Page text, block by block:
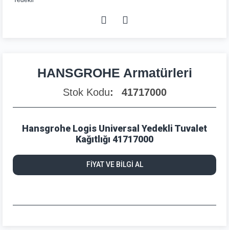
HANSGROHE Armatürleri
Stok Kodu 41717000
Hansgrohe Logis Universal Yedekli Tuvalet
Kağıtlığı 41717000
FİYAT VE BİLGİ AL